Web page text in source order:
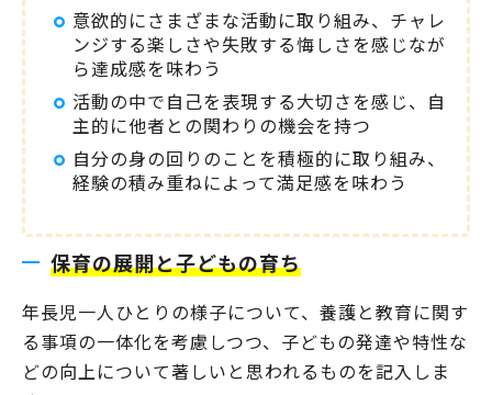
意欲的にさまざまな活動に取り組み、チャレ
ンジする楽しさや失敗する悔しさを感じなが
ら達成感を味わう
活動の中で自己を表現する大切さを感じ、自
主的に他者との関わりの機会を持つ
自分の身の回りのことを積極的に取り組み、
経験の積み重ねによって満足感を味わう
保育の展開と子どもの育ち
年長児一人ひとりの様子について、養護と教育に関す
る事項の一体化を考慮しつつ、子どもの発達や特性な
どの向上について著しいと思われるものを記入しま